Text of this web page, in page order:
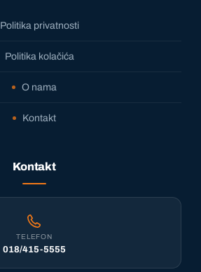
Politika privatnosti
Politika kolačića
O nama
Kontakt
Kontakt
TELEFON
018/415-5555